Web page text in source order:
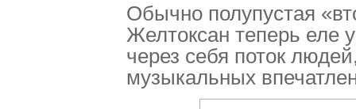
Обычно полупустая
Желтоксан теперь еле
через себя поток
музыкальных